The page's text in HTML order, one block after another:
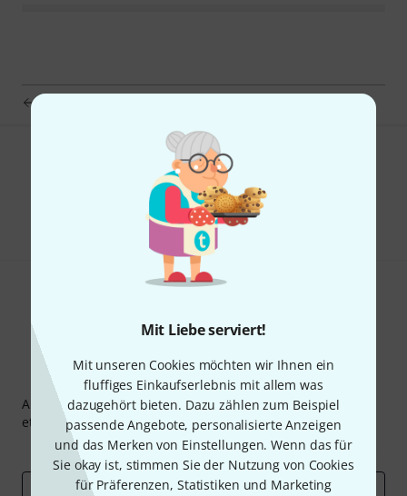
Mit Liebe serviert!
Mit unseren Cookies möchten wir Ihnen ein
fluffiges Einkaufserlebnis mit allem was
dazugehört bieten. Dazu zählen zum Beispiel
passende Angebote, personalisierte Anzeigen
und das Merken von Einstellungen. Wenn das für
Sie okay ist, stimmen Sie der Nutzung von Cookies
für Präferenzen, Statistiken und Marketing
Gefällt Ihnen, was Sie sehen?
Teilen Hilfe & Feedback
Thomann Newsletter
Abonniere den Thomann Newsletter und gewinne mit
etwas Glück einen von50 Gutscheinenüber jeweils50€
Inspirierende Beiträge
Deals Thomann Insights